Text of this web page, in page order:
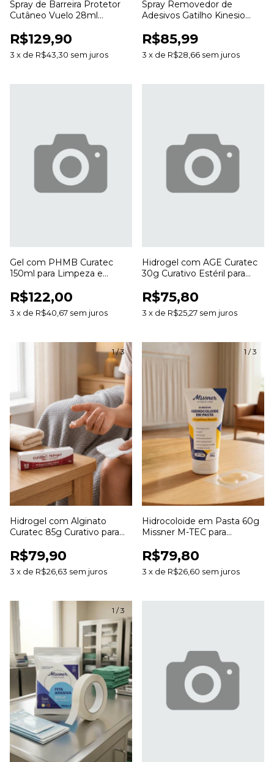
Spray de Barreira Protetor
Cutâneo Vuelo 28ml
Álcool
R$129,90
3 x de R$43,30 sem juros
Spray Removedor de
Adesivos Gatilho Kinesio
Bandagens
R$85,99
3 x de R$28,66 sem juros
Gel com PHMB Curatec
150ml para Limpeza e
R$122,00
3 x de R$40,67 sem juros
Hidrogel com AGE Curatec
30g Curativo Estéril para
Cicatrização de Feridas
R$75,80
3 x de R$25,27 sem juros
1/3
Hidrogel com Alginato
Curatec 85g Curativo para
Desbridamento de Feridas
R$79,90
3 x de R$26,63 sem juros
1 /3
Hidrocoloide em Pasta 60g
Missner M-TEC para
Feridas
R$79,80
3 x de R$26,60 sem juros
1 /3